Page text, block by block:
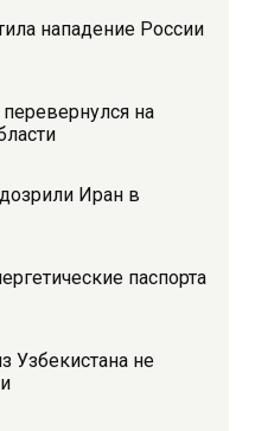
нападение России
перевернулся на
Иран в
паспорта
Узбекистана не